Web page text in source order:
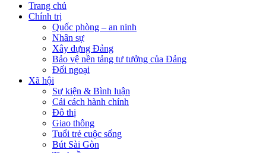
Trang chủ
Chính trị
Quốc phòng – an ninh
Nhân sự
Xây dựng Đảng
Bảo vệ nền tảng tư tưởng của Đảng
Đối ngoại
Xã hội
Sự kiện & Bình luận
Cải cách hành chính
Đô thị
Giao thông
Tuổi trẻ cuộc sống
Bút Sài Gòn